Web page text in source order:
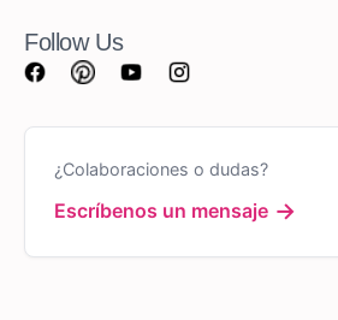
Follow Us
¿Colaboraciones o dudas?
Escríbenos un mensaje →